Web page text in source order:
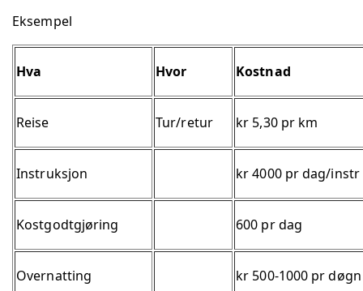
Eksempel
Hva Hvor Kostnad
Reise Tur/retur kr 5,30 pr km
Instruksjon kr 4000 pr dag/instr
Kostgodtgjøring 600 pr dag
Overnatting kr 500-1000 pr døgn